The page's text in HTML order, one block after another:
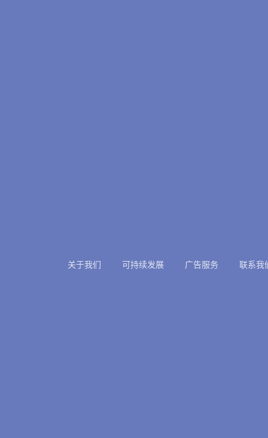
关于我们 可持续发展 广告服务 联系我